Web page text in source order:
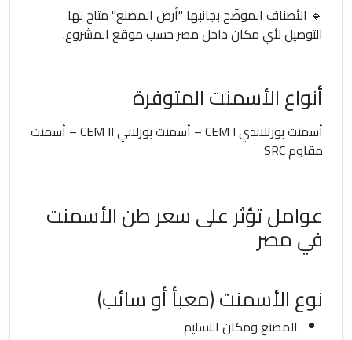
🔹 الأصناف الموضّح بجانبها "أرض المصنع" متاح لها
التوصيل لأي مكان داخل مصر حسب موقع المشروع.
أنواع الأسمنت المتوفرة
أسمنت بورتلاندي CEM I – أسمنت بوزلاني CEM II – أسمنت
مقاوم SRC
عوامل تؤثر على سعر طن الأسمنت
في مصر
نوع الأسمنت (معبأ أو سائب)
المصنع ومكان التسليم